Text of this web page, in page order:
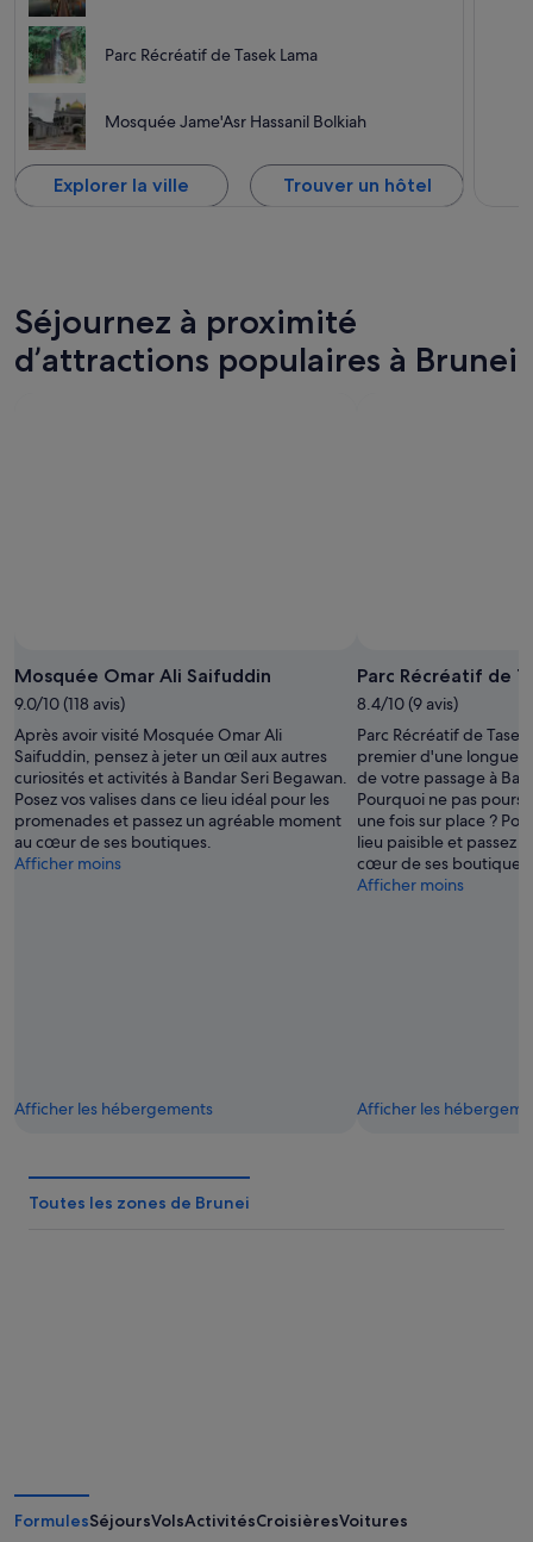
Parc Récréatif de Tasek Lama
Mosquée Jame'Asr Hassanil Bolkiah
Explorer la ville Trouver un hôtel
Séjournez à proximité
d’attractions populaires à Brunei
Mosquée Omar Ali Saifuddin
9.0/10 (118 avis)
Après avoir visité Mosquée Omar Ali
Saifuddin, pensez à jeter un œil aux autres
curiosités et activités à Bandar Seri Begawan.
Posez vos valises dans ce lieu idéal pour les
promenades et passez un agréable moment
au cœur de ses boutiques.
Afficher moins
Afficher les hébergements
Parc Récréatif de
8.4/10 (9 avis)
Parc Récréatif de
premier d'une longue
de votre passage à
Pourquoi ne pas
une fois sur place ?
lieu paisible et passez
cœur de ses boutiques.
Afficher moins
Afficher les
Toutes les zones de Brunei
FormulesSéjoursVolsActivitésCroisièresVoitures